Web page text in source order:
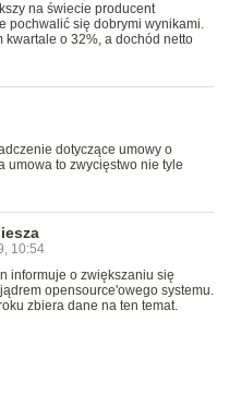
na świecie producent
pochwalić się dobrymi wynikami.
kwartale o 32%, a dochód netto
dotyczące umowy o
umowa to zwycięstwo nie tyle
10:54
informuje o zwiększaniu się
opensource'owego systemu.
zbiera dane na ten temat.